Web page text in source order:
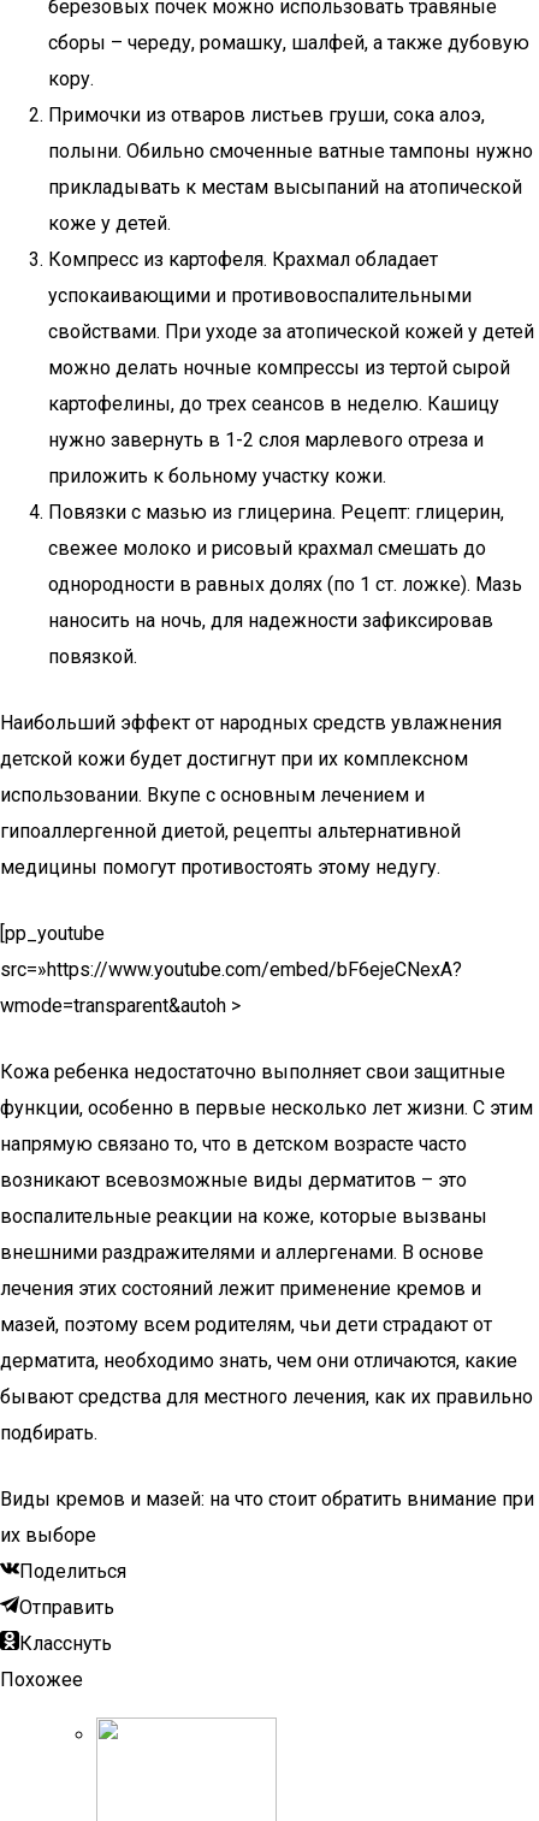
березовых почек можно использовать травяные
сборы – череду, ромашку, шалфей, а также дубовую
кору.
Примочки из отваров листьев груши, сока алоэ,
полыни. Обильно смоченные ватные тампоны нужно
прикладывать к местам высыпаний на атопической
коже у детей.
Компресс из картофеля. Крахмал обладает
успокаивающими и противовоспалительными
свойствами. При уходе за атопической кожей у детей
можно делать ночные компрессы из тертой сырой
картофелины, до трех сеансов в неделю. Кашицу
нужно завернуть в 1-2 слоя марлевого отреза и
приложить к больному участку кожи.
Повязки с мазью из глицерина. Рецепт: глицерин,
свежее молоко и рисовый крахмал смешать до
однородности в равных долях (по 1 ст. ложке). Мазь
наносить на ночь, для надежности зафиксировав
повязкой.
Наибольший эффект от народных средств увлажнения
детской кожи будет достигнут при их комплексном
использовании. Вкупе с основным лечением и
гипоаллергенной диетой, рецепты альтернативной
медицины помогут противостоять этому недугу.
[pp_youtube
src=»https://www.youtube.com/embed/bF6ejeCNexA?
wmode=transparent&autoh >
Кожа ребенка недостаточно выполняет свои защитные
функции, особенно в первые несколько лет жизни. С этим
напрямую связано то, что в детском возрасте часто
возникают всевозможные виды дерматитов – это
воспалительные реакции на коже, которые вызваны
внешними раздражителями и аллергенами. В основе
лечения этих состояний лежит применение кремов и
мазей, поэтому всем родителям, чьи дети страдают от
дерматита, необходимо знать, чем они отличаются, какие
бывают средства для местного лечения, как их правильно
подбирать.
Виды кремов и мазей: на что стоит обратить внимание при
их выборе
Поделиться
Отправить
Класснуть
Похожее